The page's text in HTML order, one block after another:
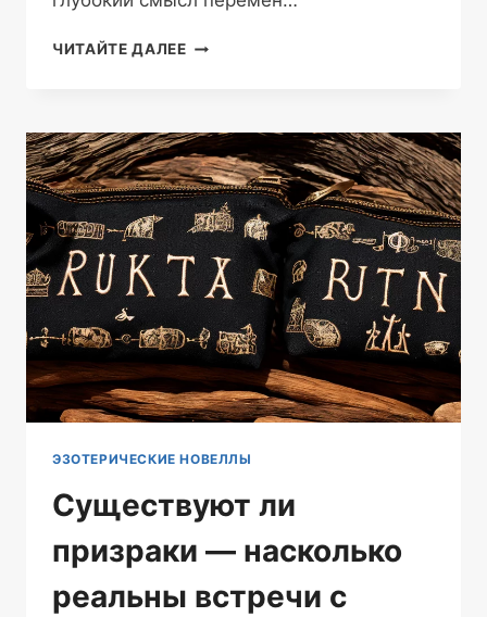
ЧИТАЙТЕ ДАЛЕЕКИТАЙСКАЯ
ДРЕВНЯЯ
МУДРОСТЬ
И
УРОКИ
СОВРЕМЕННОСТИ
ЭЗОТЕРИЧЕСКИЕ НОВЕЛЛЫ
Существуют ли
призраки — насколько
реальны встречи с